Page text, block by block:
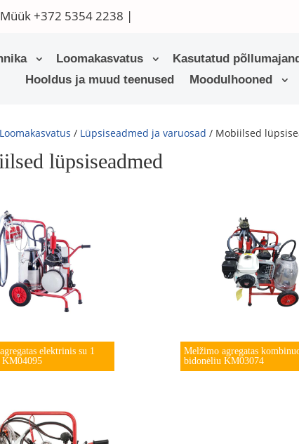
+372 5354 2238 |
Loomakasvatus
Kasutatud
Hooldus ja muud teenused
Moodulhooned
Loomakasvatus / Lüpsiseadmed ja varuosad / Mobiilsed
lüpsiseadmed
elektrinis su 1
Melžimo agregatas
bidonėliu KM03074